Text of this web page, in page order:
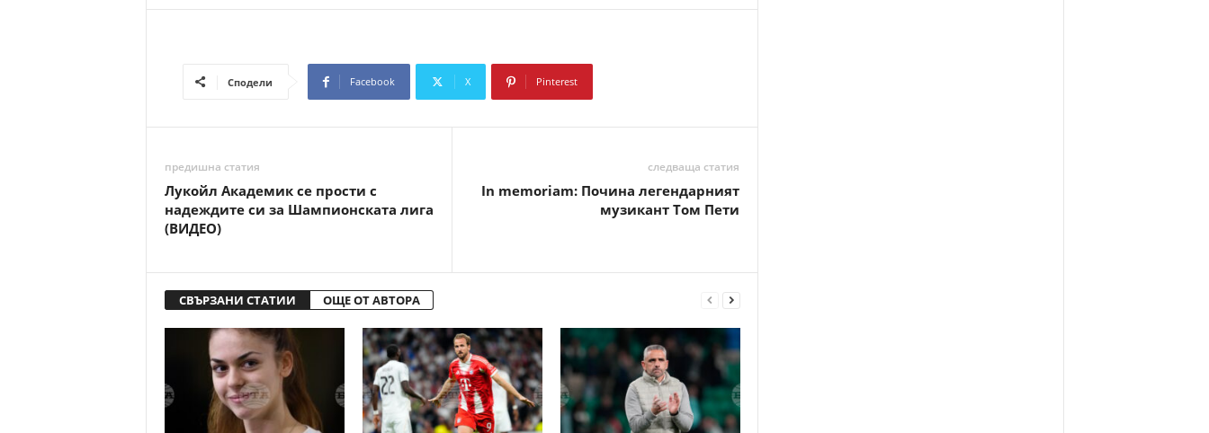
Сподели Facebook X Pinterest
предишна статия
Лукойл Академик се прости с
надеждите си за Шампионската лига
(ВИДЕО)
следваща статия
In memoriam: Почина легендарният
музикант Том Пети
СВЪРЗАНИ СТАТИИ ОЩЕ ОТ АВТОРА